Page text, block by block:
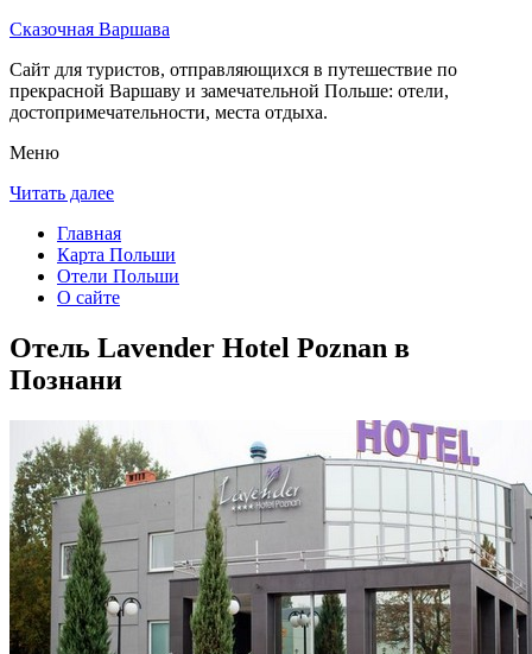
Сказочная Варшава
Сайт для туристов, отправляющихся в путешествие по
прекрасной Варшаву и замечательной Польше: отели,
достопримечательности, места отдыха.
Меню
Читать далее
Главная
Карта Польши
Отели Польши
О сайте
Отель Lavender Hotel Poznan в
Познани